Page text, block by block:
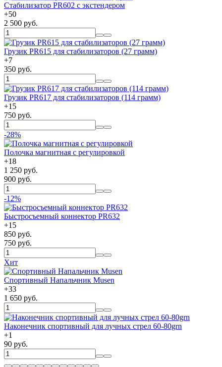
Стабилизатор PR602 с экстендером
+50
2 500 руб.
Грузик PR615 для стабилизаторов (27 грамм)
+7
350 руб.
Грузик PR617 для стабилизаторов (114 грамм)
+15
750 руб.
-28%
Полочка магнитная с регулировкой
+18
1 250 руб.
900 руб.
-12%
Быстросъемный коннектор PR632
+15
850 руб.
750 руб.
Хит
Спортивный Напальчник Musen
+33
1 650 руб.
Наконечник спортивный для лучных стрел 60-80grn
+1
90 руб.